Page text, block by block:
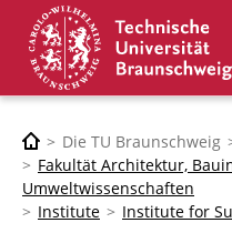
Die TU Braunschweig
Fakultät Architektur,
Umweltwissenschaften
Institute
Institute for